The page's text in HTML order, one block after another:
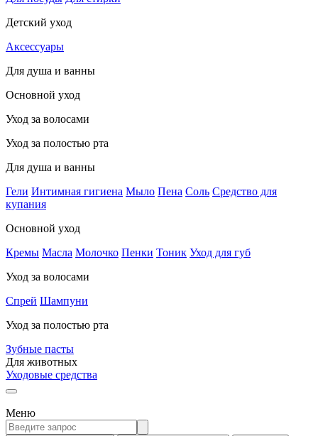
Детский уход
Аксессуары
Для душа и ванны
Основной уход
Уход за волосами
Уход за полостью рта
Для душа и ванны
Гели Интимная гигиена Мыло Пена Соль Средство для
купания
Основной уход
Кремы Масла Молочко Пенки Тоник Уход для губ
Уход за волосами
Спрей Шампуни
Уход за полостью рта
Зубные пасты
Для животных
Уходовые средства
Меню